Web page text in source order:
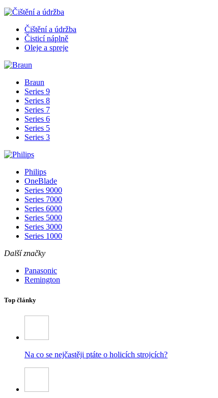
Čištění a údržba
Čisticí náplně
Oleje a spreje
Braun
Series 9
Series 8
Series 7
Series 6
Series 5
Series 3
Philips
OneBlade
Series 9000
Series 7000
Series 6000
Series 5000
Series 3000
Series 1000
Další značky
Panasonic
Remington
Top články
Na co se nejčastěji ptáte o holicích strojcích?